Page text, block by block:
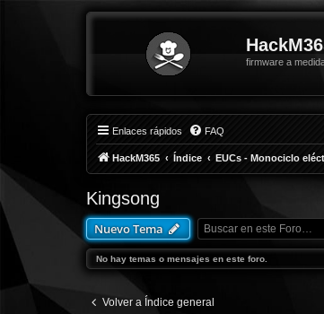
firmware a
Enlaces rápidos FAQ
HackM365 Índice EUCs - Monociclo
Kingsong
Nuevo Tema
No hay temas o mensajes en este foro.
Volver a Índice general